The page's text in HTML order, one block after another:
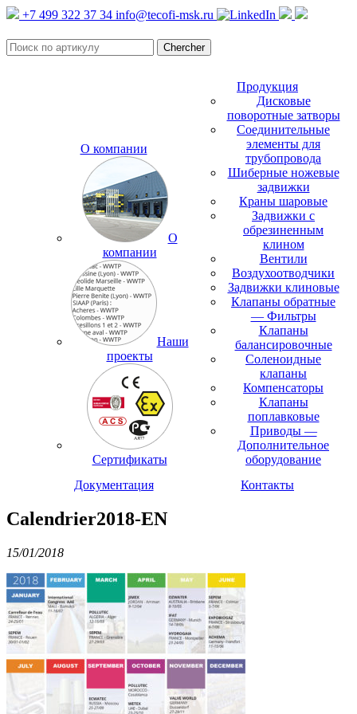
+7 499 322 37 34 info@tecofi-msk.ru
О компании
О
компании
Наши
проекты
Сертификаты
Продукция
Дисковые
поворотные затворы
Соединительные
элементы для
трубопровода
Шиберные ножевые
задвижки
Краны шаровые
Задвижки с
обрезиненным
клином
Вентили
Воздухоотводчики
Задвижки клиновые
Клапаны обратные
— Фильтры
Клапаны
балансировочные
Соленоидные
клапаны
Компенсаторы
Клапаны
поплавковые
Приводы —
Дополнительное
оборудование
Документация
Контакты
Calendrier2018-EN
15/01/2018